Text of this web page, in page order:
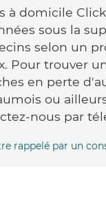
à domicile
sous la
selon un
Pour trouver
en perte
ou
nous par
rappelé par un